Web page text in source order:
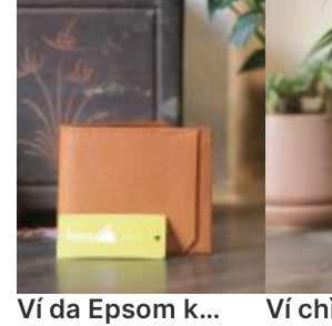
Ví da Epsom khâu tay khe thẻ cắt vát Lano VDNTK028